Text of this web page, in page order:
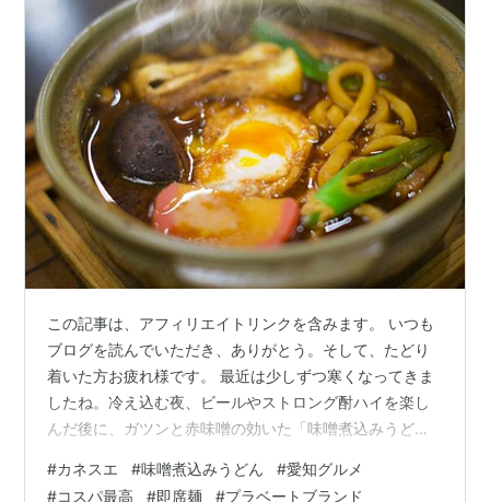
この記事は、アフィリエイトリンクを含みます。 いつも
ブログを読んでいただき、ありがとう。そして、たどり
着いた方お疲れ様です。 最近は少しずつ寒くなってきま
したね。冷え込む夜、ビールやストロング酎ハイを楽し
んだ後に、ガツンと赤味噌の効いた「味噌煮込みうど
直手間がかかって大変……。そんな時、私たちの強い味方
#カネスエ #味噌煮込みうどん #愛知グルメ
#コスパ最高 #即席麺 #プラベートブランド